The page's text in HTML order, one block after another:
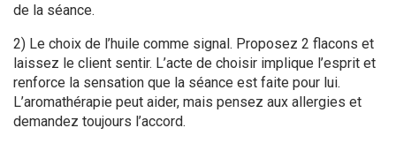
de la séance.
2) Le choix de l’huile comme signal. Proposez 2 flacons et
laissez le client sentir. L’acte de choisir implique l’esprit et
renforce la sensation que la séance est faite pour lui.
L’aromathérapie peut aider, mais pensez aux allergies et
demandez toujours l’accord.